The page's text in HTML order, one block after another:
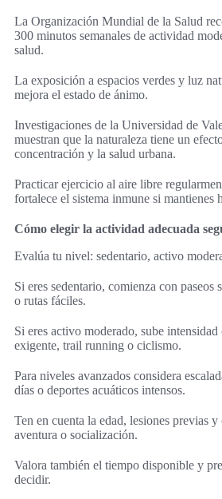
La Organización Mundial de la Salud
300 minutos semanales de actividad
salud.
La exposición a espacios verdes y luz
mejora el estado de ánimo.
Investigaciones de la Universidad de
muestran que la naturaleza tiene un
concentración y la salud urbana.
Practicar ejercicio al aire libre
fortalece el sistema inmune si mantienes
Cómo elegir la actividad adecuada
Evalúa tu nivel: sedentario, activo
Si eres sedentario, comienza con
o rutas fáciles.
Si eres activo moderado, sube intensidad
exigente, trail running o ciclismo.
Para niveles avanzados considera
días o deportes acuáticos intensos.
Ten en cuenta la edad, lesiones previas
aventura o socialización.
Valora también el tiempo disponible y
decidir.